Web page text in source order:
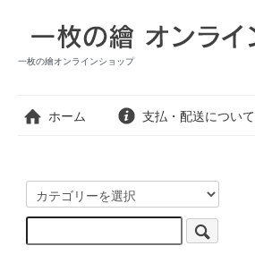
一枚の繪オンラインショップ
ホーム 支払・配送について